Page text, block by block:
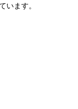
います。